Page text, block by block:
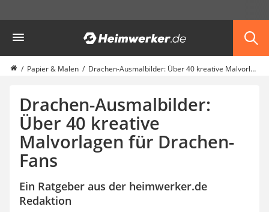
Haushalt & Freizeit
Diascanner
Walkie-Talkie Kinder
Gusseisen Bräter
Induktionskochfeld
Tischgeschirrspüler
Elektronische Dartscheibe
Wildkamera
Wischmopp
Trinkflasche
Thermokanne
Papier & Malen Drachen-Ausmalbilder: Über 40 kreative Malvorlagen für Drachen-Fans
Drachen-Ausmalbilder:
Über 40 kreative
Malvorlagen für Drachen-
Fans
Ein Ratgeber aus der heimwerker.de
Redaktion